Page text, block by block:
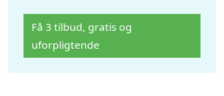
Få 3 tilbud, gratis og
uforpligtende